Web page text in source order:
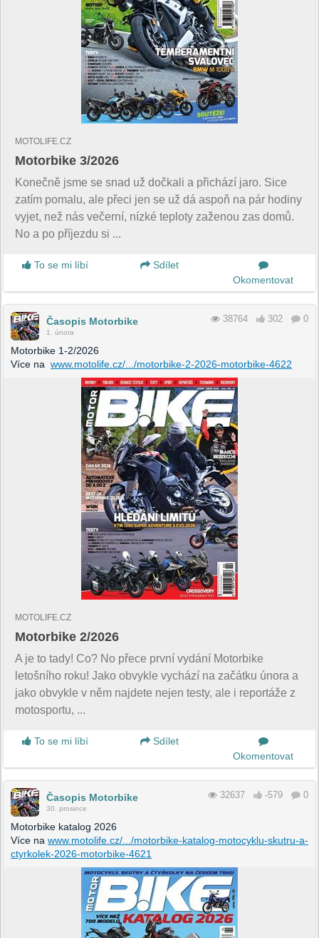
MOTOLIFE.CZ
Motorbike 3/2026
Konečně jsme se snad už dočkali a přichází jaro. Sice
zatím pomalu, ale přeci jen se už dá aspoň na pár hodiny
vyjet, než nás večerní, nízké teploty zaženou zas domů.
No a po příjezdu si ...
To se mi líbí
Sdílet
Okomentovat
Časopis Motorbike
1. února
38764 302 0
Motorbike 1-2/2026
Více na www.motolife.cz/.../motorbike-2-2026-motorbike-4622
MOTOLIFE.CZ
Motorbike 2/2026
A je to tady! Co? No přece první vydání Motorbike
letošního roku! Jako obvykle vychází na začátku února a
jako obvykle v něm najdete nejen testy, ale i reportáže z
motosportu, ...
To se mi líbí
Sdílet
Okomentovat
Časopis Motorbike
30. prosince
32637 -579 0
Motorbike katalog 2026
Více na www.motolife.cz/.../motorbike-katalog-motocyklu-skutru-a-
ctyrkolek-2026-motorbike-4621